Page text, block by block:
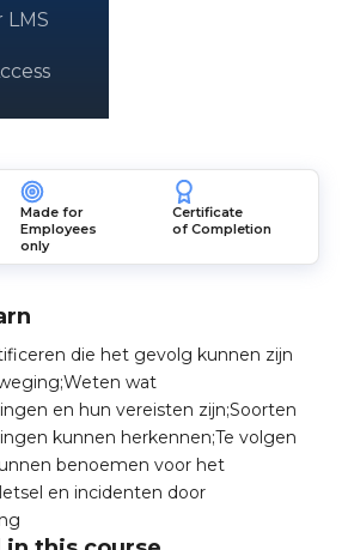
Made for
Employees
only
Certificate
of Completion
die het gevolg kunnen zijn
wat
en hun vereisten zijn;Soorten
kunnen herkennen;Te volgen
benoemen voor het
en incidenten door